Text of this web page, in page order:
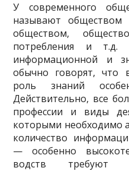
У современного
называют обществом
обществом,
потребления и
информационной и
обычно гово­рят, что
роль знаний
Действительно, все
профессии и виды
которыми необходимо
количество
— особенно
водств требуют